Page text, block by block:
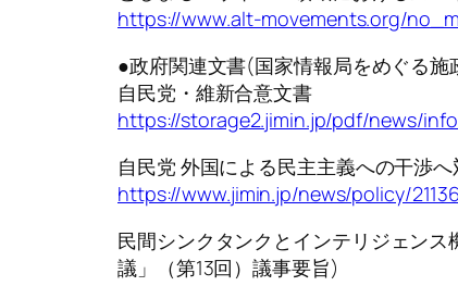
https://www.alt-movements.org/
●政府関連文書(国家情報局をめぐる
自民党・維新合意文書
https://storage2.jimin.jp/pdf/news/
自民党 外国による民主主義への干渉
https://www.jimin.jp/news/policy/
民間シンクタンクとインテリジェン
議」（第13回）議事要旨)